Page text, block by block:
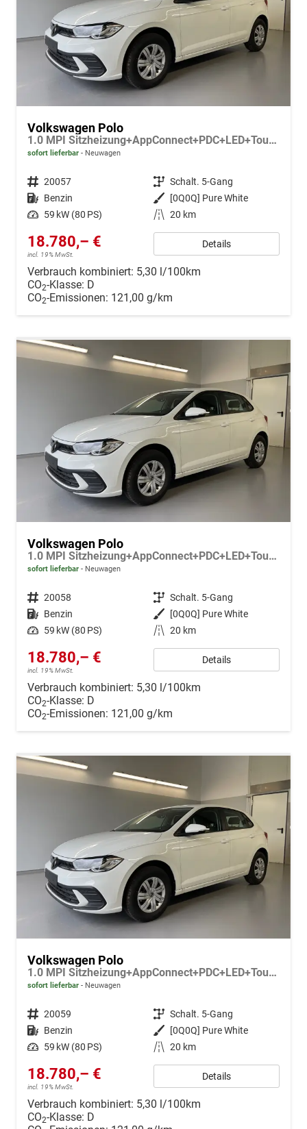
Volkswagen Polo
1.0 MPI Sitzheizung+AppConnect+PDC+LED+Touch+Lichtsensor+MultiLenkrad
sofort lieferbar Neuwagen
Fahrzeugnr. 20057 Getriebe Schalt. 5-Gang
Kraftstoff Benzin Außenfarbe
[0Q0Q] Pure White
Leistung 59 kW (80 PS) Kilometerstand 20 km
18.780,– €
incl. 19% MwSt.
Details
Verbrauch kombiniert: 5,30 l/100km
CO2-Klasse: D
CO2-Emissionen: 121,00 g/km
Volkswagen Polo
1.0 MPI Sitzheizung+AppConnect+PDC+LED+Touch+Lichtsensor+MultiLenkrad
sofort lieferbar Neuwagen
Fahrzeugnr. 20058 Getriebe Schalt. 5-Gang
Kraftstoff Benzin Außenfarbe
[0Q0Q] Pure White
Leistung 59 kW (80 PS) Kilometerstand 20 km
18.780,– €
incl. 19% MwSt.
Details
Verbrauch kombiniert: 5,30 l/100km
CO2-Klasse: D
CO2-Emissionen: 121,00 g/km
Volkswagen Polo
1.0 MPI Sitzheizung+AppConnect+PDC+LED+Touch+Lichtsensor+MultiLenkrad
sofort lieferbar Neuwagen
Fahrzeugnr. 20059 Getriebe Schalt. 5-Gang
Kraftstoff Benzin Außenfarbe
[0Q0Q] Pure White
Leistung 59 kW (80 PS) Kilometerstand 20 km
18.780,– €
incl. 19% MwSt.
Details
Verbrauch kombiniert: 5,30 l/100km
CO2-Klasse: D